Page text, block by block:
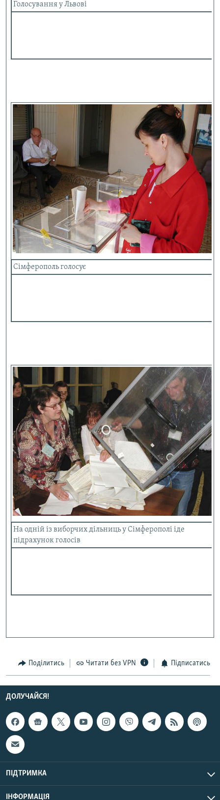
Голосування у Львові
Сімферополь голосує
На одній із виборчих дільниць у Сімферополі іде
підрахунок голосів
Поділитись Читати без VPN Підписатись
ДОЛУЧАЙСЯ!
ПІДТРИМКА
ІНФОРМАЦІЯ